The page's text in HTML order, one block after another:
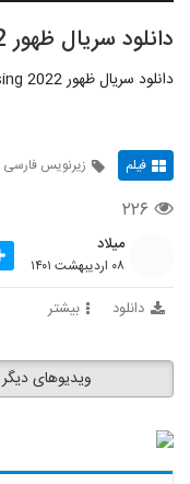
دانلود سریال ظهور The Rising 2022 قسمت 1
دانلود سریال ظهور The Rising 2022 قسمت 1 زیرنویس فارسی
فیلم زیرنویس فارسی
۲۲۶
میلاد
۰۸ اردیبهشت ۱۴۰۱
دانلود بیشتر
ویدیوهای دیگر